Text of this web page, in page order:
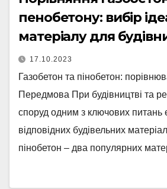
пенобетону: вибір
матеріалу для
17.10.2023
Газобетон та пінобетон:
Передмова При будівництві та
споруд одним з ключових питань
відповідних будівельних
пінобетон – два популярних